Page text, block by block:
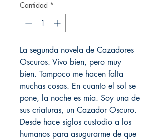
Cantidad *
La segunda novela de Cazadores
Oscuros. Vivo bien, pero muy
bien. Tampoco me hacen falta
muchas cosas. En cuanto el sol se
pone, la noche es mía. Soy una de
sus criaturas, un Cazador Oscuro.
Desde hace siglos custodio a los
humanos para asugurarme de que